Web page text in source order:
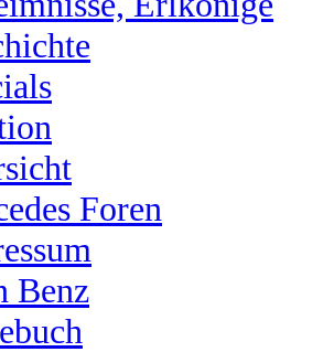
Foren
Benz